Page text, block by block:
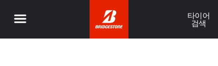
타이어
검색